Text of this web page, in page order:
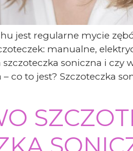
jest regularne mycie
manualne,
soniczna i czy
co to jest? Szczoteczka